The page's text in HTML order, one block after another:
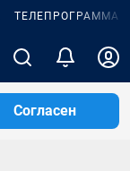
ТЕЛЕПРОГРАММА
Согласен